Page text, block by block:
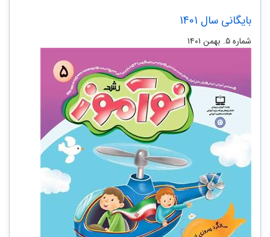
بایگانی سال 1401
شماره ۵. بهمن ۱۴۰۱